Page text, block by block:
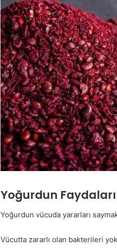
Yoğurdun Faydaları
Yoğurdun vücuda yararları
Vücutta zararlı olan bakterileri